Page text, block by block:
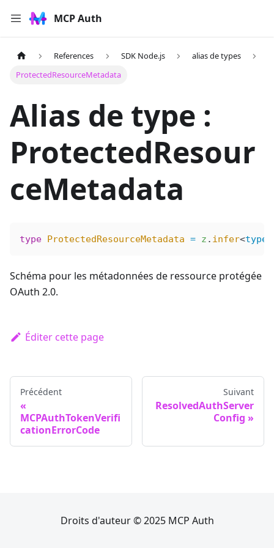
MCP Auth
References SDK Node.js
alias de types
ProtectedResourceMetadata
Alias de type :
ProtectedResour
ceMetadata
type ProtectedResourceMetadata = z . infer<
Schéma pour les métadonnées de ressource protégée
OAuth 2.0.
Éditer cette page
Précédent
MCPAuthTokenVerifi
cationErrorCode
Suivant
ResolvedAuthServer
Config
Droits d'auteur © 2025 MCP Auth